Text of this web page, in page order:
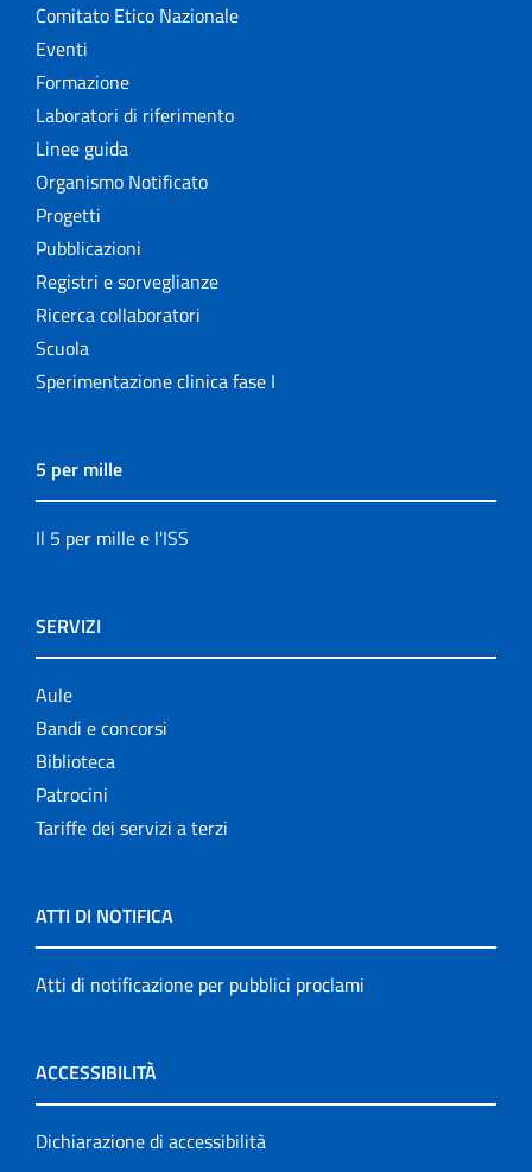
Comitato Etico Nazionale
Eventi
Formazione
Laboratori di riferimento
Linee guida
Organismo Notificato
Progetti
Pubblicazioni
Registri e sorveglianze
Ricerca collaboratori
Scuola
Sperimentazione clinica fase I
5 per mille
Il 5 per mille e l'ISS
SERVIZI
Aule
Bandi e concorsi
Biblioteca
Patrocini
Tariffe dei servizi a terzi
ATTI DI NOTIFICA
Atti di notificazione per pubblici proclami
ACCESSIBILITÀ
Dichiarazione di accessibilità